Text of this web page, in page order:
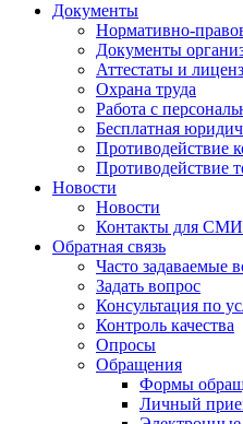
Документы
Нормативно-
Документы
Аттестаты и
Охрана труда
Работа с
Бесплатная
Противодействие
Противодействие
Новости
Новости
Контакты для СМИ
Обратная связь
Часто задаваемые
Задать вопрос
Консультация по
Контроль качества
Опросы
Обращения
Формы
Личный